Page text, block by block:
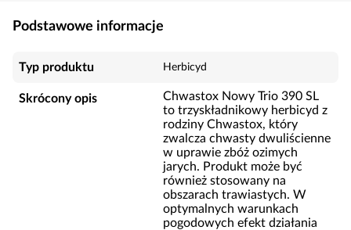
Podstawowe informacje
Typ produktu Herbicyd
Skrócony opis
Chwastox Nowy Trio 390 SL
to trzyskładnikowy herbicyd z
rodziny Chwastox, który
zwalcza chwasty dwuliścienne
w uprawie zbóż ozimych
jarych. Produkt może być
również stosowany na
obszarach trawiastych. W
optymalnych warunkach
pogodowych efekt działania